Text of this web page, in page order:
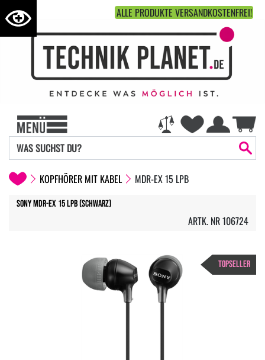
ALLE PRODUKTE VERSANDKOSTENFREI!
KOPFHÖRER MIT KABEL MDR-EX 15 LPB
Sony MDR-EX 15 LPB (Schwarz)
ARTK. NR 106724
TOPSELLER